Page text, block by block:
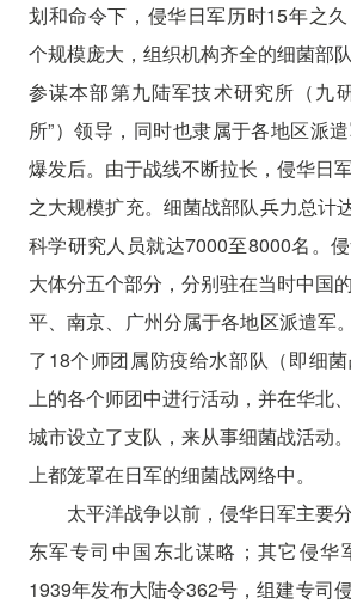
划和命令下，侵华日军历时15年之
个规模庞大，组织机构齐全的细菌部
参谋本部第九陆军技术研究所（九
所”）领导，同时也隶属于各地区派
爆发后。由于战线不断拉长，侵华日
之大规模扩充。细菌战部队兵力总计
科学研究人员就达7000至8000名。
大体分五个部分，分别驻在当时中国
平、南京、广州分属于各地区派遣军
了18个师团属防疫给水部队（即细
上的各个师团中进行活动，并在华北
城市设立了支队，来从事细菌战活动
上都笼罩在日军的细菌战网络中。
太平洋战争以前，侵华日军主要
东军专司中国东北谋略；其它侵华
1939年发布大陆令362号，组建专司